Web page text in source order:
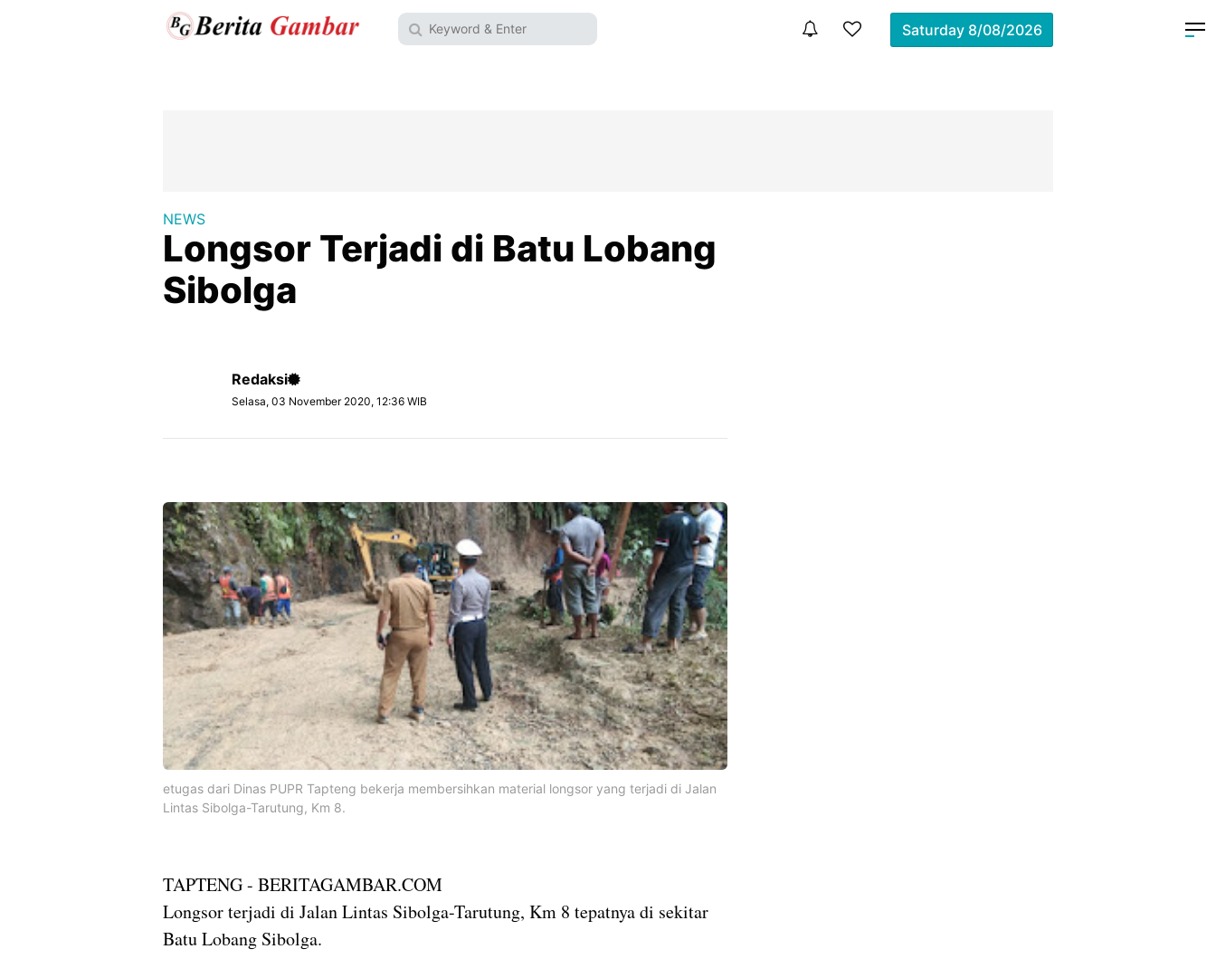
Saturday 8/08/2026
NEWS
Longsor Terjadi di Batu Lobang
Sibolga
Redaksi
Selasa, 03 November 2020, 12:36 WIB
etugas dari Dinas PUPR Tapteng bekerja membersihkan material longsor yang terjadi di Jalan
Lintas Sibolga-Tarutung, Km 8.
TAPTENG - BERITAGAMBAR.COM
Longsor terjadi di Jalan Lintas Sibolga-Tarutung, Km 8 tepatnya di sekitar
Batu Lobang Sibolga.